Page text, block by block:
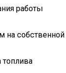
работы
на собственной
топлива